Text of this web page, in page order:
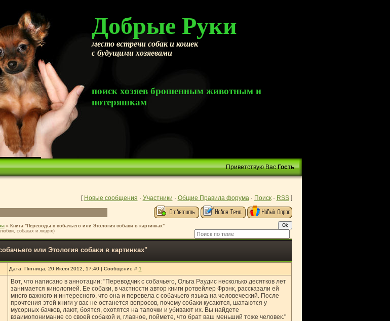
Добрые Руки
место встречи собак и кошек
с будущими хозяевами
поиск хозяев брошенным животным и
потеряшкам
Приветствую Вас Гость
[ Новые сообщения · Участники · Общие Правила форума· Поиск· RSS]
» Книга "Переводы с собачьего или Этология собаки в картинках"
собаках и людях)
или Этология собаки в картинках"
Дата: Пятница, 20 Июля 2012, 17:40 | Сообщение # 1
Вот, что написано в аннотации: "Переводчик с собачьего, Ольга Раудис несколько десятков лет
занимается кинологией. Ее собаки, в частности автор книги ротвейлер Фрэнк, рассказали ей
много важного и интересного, что она и перевела с собачьего языка на человеческий. После
прочтения этой книги у вас не останется вопросов, почему собаки кусаются, шатаются у
мусорных бачков, лают, боятся, охотятся на тапочки и убивают их. Вы найдете
взаимопонимание со своей собакой и, главное, поймете, что брат ваш меньший тоже человек."